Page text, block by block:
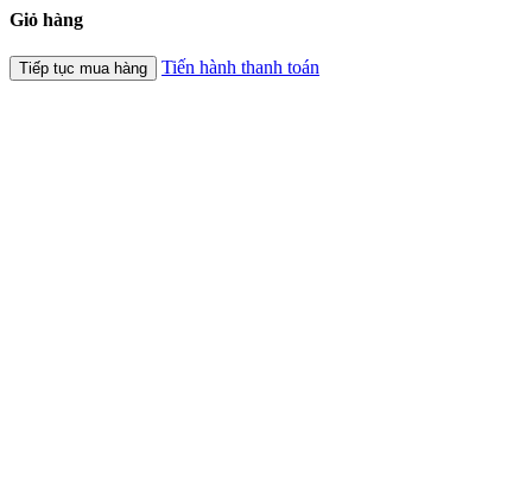
Giỏ hàng
Tiếp tục mua hàng Tiến hành thanh toán